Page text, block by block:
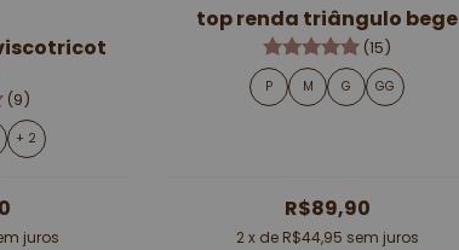
(9)
+ 2
juros
top renda triângulo bege
(15)
P M G GG
R$89,90
2x de R$44,95 sem juros